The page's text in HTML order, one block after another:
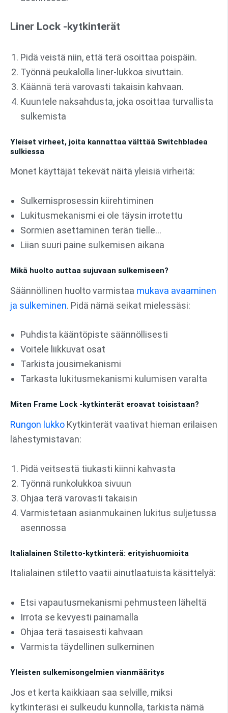
Liner Lock -kytkinterät
Pidä veistä niin, että terä osoittaa poispäin.
Työnnä peukalolla liner-lukkoa sivuttain.
Käännä terä varovasti takaisin kahvaan.
Kuuntele naksahdusta, joka osoittaa turvallista
sulkemista
Yleiset virheet, joita kannattaa välttää Switchbladea
sulkiessa
Monet käyttäjät tekevät näitä yleisiä virheitä:
Sulkemisprosessin kiirehtiminen
Lukitusmekanismi ei ole täysin irrotettu
Sormien asettaminen terän tielle...
Liian suuri paine sulkemisen aikana
Mikä huolto auttaa sujuvaan sulkemiseen?
Säännöllinen huolto varmistaa mukava avaaminen
ja sulkeminen. Pidä nämä seikat mielessäsi:
Puhdista kääntöpiste säännöllisesti
Voitele liikkuvat osat
Tarkista jousimekanismi
Tarkasta lukitusmekanismi kulumisen varalta
Miten Frame Lock -kytkinterät eroavat toisistaan?
Rungon lukko Kytkinterät vaativat hieman erilaisen
lähestymistavan:
Pidä veitsestä tiukasti kiinni kahvasta
Työnnä runkolukkoa sivuun
Ohjaa terä varovasti takaisin
Varmistetaan asianmukainen lukitus suljetussa
asennossa
Italialainen Stiletto-kytkinterä: erityishuomioita
Italialainen stiletto vaatii ainutlaatuista käsittelyä:
Etsi vapautusmekanismi pehmusteen läheltä
Irrota se kevyesti painamalla
Ohjaa terä tasaisesti kahvaan
Varmista täydellinen sulkeminen
Yleisten sulkemisongelmien vianmääritys
Jos et kerta kaikkiaan saa selville, miksi
kytkinteräsi ei sulkeudu kunnolla, tarkista nämä